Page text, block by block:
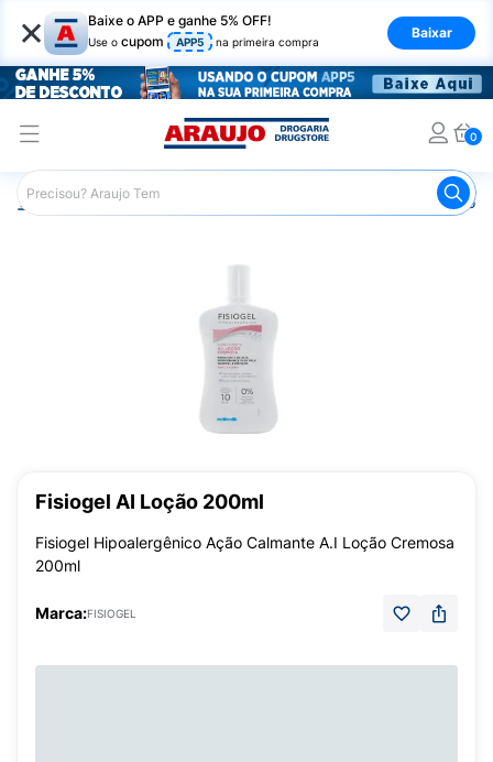
× Baixe o APP e ganhe 5% OFF!
Use o cupom APP5 na primeira compra
Baixar
0
Araujo Dermocosméticos Dermocosméticos para o
Fisiogel AI Loção 200ml
Fisiogel Hipoalergênico Ação Calmante A.I Loção Cremosa
200ml
Marca:FISIOGEL